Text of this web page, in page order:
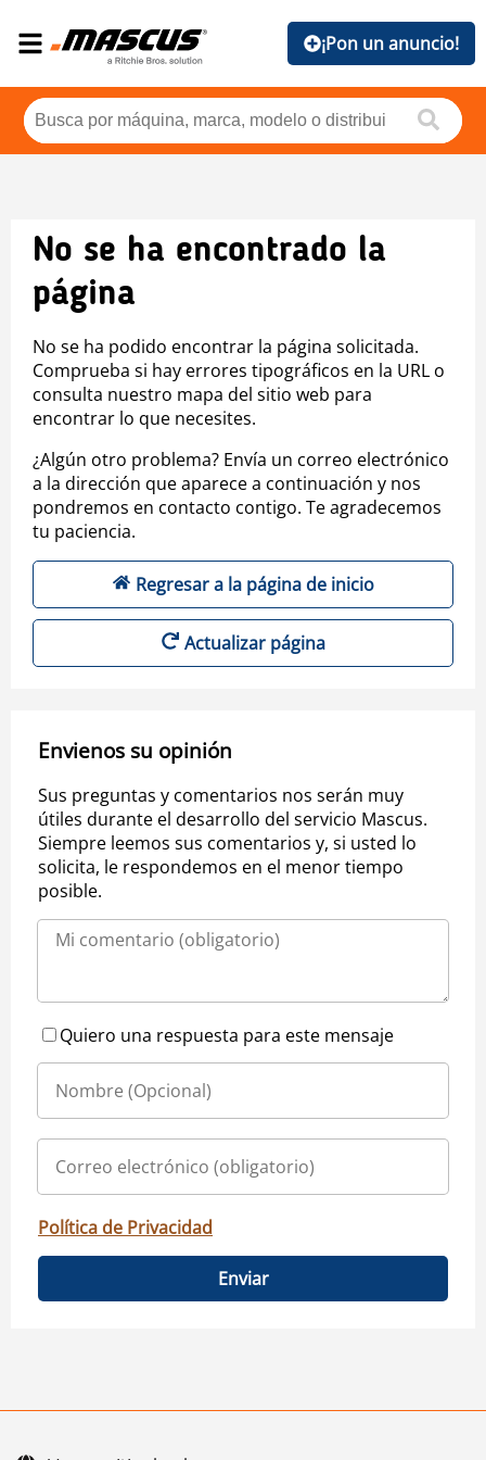
¡Pon un anuncio!
No se ha encontrado la
página
No se ha podido encontrar la página solicitada.
Comprueba si hay errores tipográficos en la URL o
consulta nuestro mapa del sitio web para
encontrar lo que necesites.
¿Algún otro problema? Envía un correo electrónico
a la dirección que aparece a continuación y nos
pondremos en contacto contigo. Te agradecemos
tu paciencia.
Regresar a la página de inicio
Actualizar página
Envienos su opinión
Sus preguntas y comentarios nos serán muy
útiles durante el desarrollo del servicio Mascus.
Siempre leemos sus comentarios y, si usted lo
solicita, le respondemos en el menor tiempo
posible.
Quiero una respuesta para este mensaje
Política de Privacidad
Enviar